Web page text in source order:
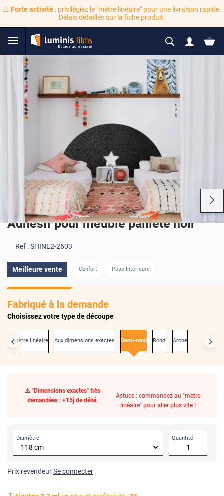
⚠️ Forte activité: privilégiez le "mètre linéaire" pour une livraison rapide.
Délais détaillés sur la fiche produit.
Adhésif pour meuble pailleté noir
Ref :SHINE2-2603
Meilleure vente Confort Pose Intérieure
Fabriqué à la demande
Choisissez votre type de découpe
Au mètre linéaire Aux dimensions exactes Demi-rond Rond Arche
⚠️ "Dimensions exactes" très
demandées : +15j de délai.
Astuce : commandez au "mètre
linéaire" pour aller plus vite !
Diamètre Quantité
Prix revendeurSe connecter